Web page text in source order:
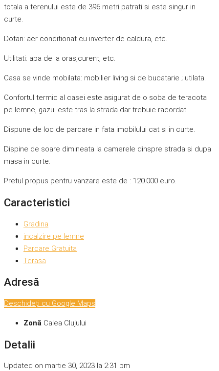
totala a terenului este de 396 metri patrati si este singur in
curte.
Dotari: aer conditionat cu inverter de caldura, etc.
Utilitati: apa de la oras,curent, etc.
Casa se vinde mobilata: mobilier living si de bucatarie ; utilata.
Confortul termic al casei este asigurat de o soba de teracota
pe lemne, gazul este tras la strada dar trebuie racordat.
Dispune de loc de parcare in fata imobilului cat si in curte.
Dispine de soare dimineata la camerele dinspre strada si dupa
masa in curte.
Pretul propus pentru vanzare este de : 120.000 euro.
Caracteristici
Gradina
incalzire pe lemne
Parcare Gratuita
Terasa
Adresă
Deschideți cu Google Maps
Zonă Calea Clujului
Detalii
Updated on martie 30, 2023 la 2:31 pm